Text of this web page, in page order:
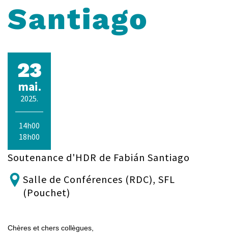
Santiago
23
mai.
2025.
14h00
18h00
Soutenance d'HDR de Fabián Santiago
Salle de Conférences (RDC), SFL
(Pouchet)
Chères et chers collègues,